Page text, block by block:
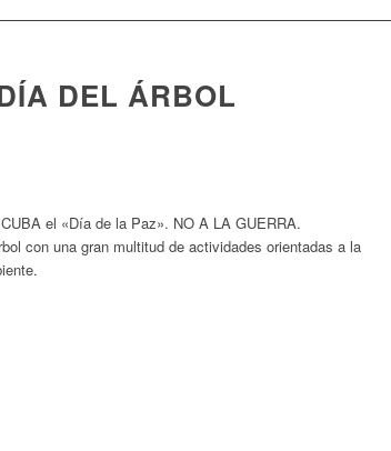
DEL ÁRBOL
el «Día de la Paz». NO A LA GUERRA.
con una gran multitud de actividades orientadas a la